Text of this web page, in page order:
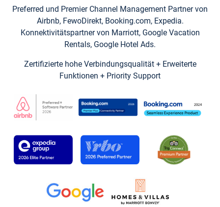
Preferred und Premier Channel Management Partner von
Airbnb, FewoDirekt, Booking.com, Expedia.
Konnektivitätspartner von Marriott, Google Vacation
Rentals, Google Hotel Ads.
Zertifizierte hohe Verbindungsqualität + Erweiterte
Funktionen + Priority Support